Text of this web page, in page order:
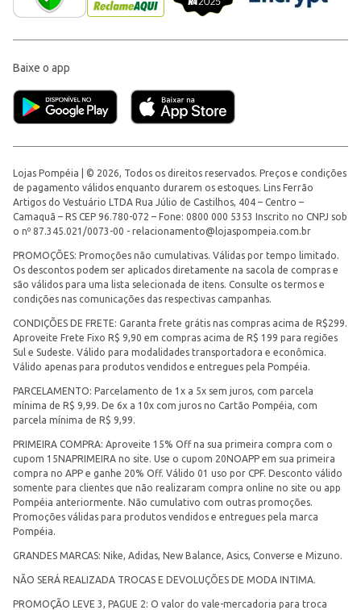
Baixe o app
Lojas Pompéia | © 2026, Todos os direitos reservados. Preços e condições
de pagamento válidos enquanto durarem os estoques. Lins Ferrão
Artigos do Vestuário LTDA Rua Júlio de Castilhos, 404 – Centro –
Camaquã – RS CEP 96.780-072 – Fone: 0800 000 5353 Inscrito no CNPJ sob
o nº 87.345.021/0073-00 - relacionamento@lojaspompeia.com.br
PROMOÇÕES: Promoções não cumulativas. Válidas por tempo limitado.
Os descontos podem ser aplicados diretamente na sacola de compras e
são válidos para uma lista selecionada de itens. Consulte os termos e
condições nas comunicações das respectivas campanhas.
CONDIÇÕES DE FRETE: Garanta frete grátis nas compras acima de R$299.
Aproveite Frete Fixo R$ 9,90 em compras acima de R$ 199 para regiões
Sul e Sudeste. Válido para modalidades transportadora e econômica.
Válido apenas para produtos vendidos e entregues pela Pompéia.
PARCELAMENTO: Parcelamento de 1x a 5x sem juros, com parcela
mínima de R$ 9,99. De 6x a 10x com juros no Cartão Pompéia, com
parcela mínima de R$ 9,99.
PRIMEIRA COMPRA: Aproveite 15% Off na sua primeira compra com o
cupom 15NAPRIMEIRA no site. Use o cupom 20NOAPP em sua primeira
compra no APP e ganhe 20% Off. Válido 01 uso por CPF. Desconto válido
somente para clientes que não realizaram compra online no site ou app
Pompéia anteriormente. Não cumulativo com outras promoções.
Promoções válidas para produtos vendidos e entregues pela marca
Pompéia.
GRANDES MARCAS: Nike, Adidas, New Balance, Asics, Converse e Mizuno.
NÃO SERÁ REALIZADA TROCAS E DEVOLUÇÕES DE MODA INTIMA.
PROMOÇÃO LEVE 3, PAGUE 2: O valor do vale-mercadoria para troca